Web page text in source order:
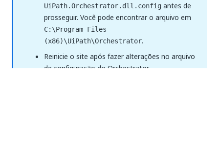
UiPath.Orchestrator.dll.config antes de
prosseguir. Você pode encontrar o arquivo em
C:\Program Files
(x86)\UiPath\Orchestrator.
Reinicie o site após fazer alterações no arquivo
de configuração do Orchestrator.